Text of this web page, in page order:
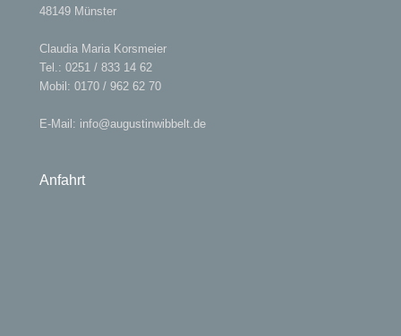
48149 Münster
Claudia Maria Korsmeier
Tel.: 0251 / 833 14 62
Mobil: 0170 / 962 62 70
E-Mail: info@augustinwibbelt.de
Anfahrt